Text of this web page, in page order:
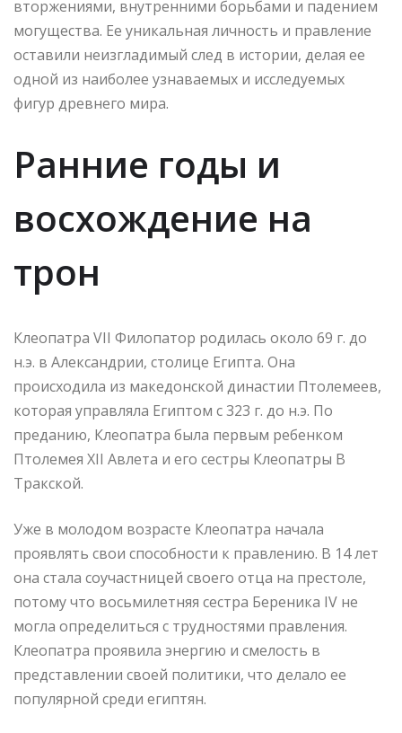
вторжениями, внутренними борьбами и падением
могущества. Ее уникальная личность и правление
оставили неизгладимый след в истории, делая ее
одной из наиболее узнаваемых и исследуемых
фигур древнего мира.
Ранние годы и
восхождение на
трон
Клеопатра VII Филопатор родилась около 69 г. до
н.э. в Александрии, столице Египта. Она
происходила из македонской династии Птолемеев,
которая управляла Египтом с 323 г. до н.э. По
преданию, Клеопатра была первым ребенком
Птолемея XII Авлета и его сестры Клеопатры В
Тракской.
Уже в молодом возрасте Клеопатра начала
проявлять свои способности к правлению. В 14 лет
она стала соучастницей своего отца на престоле,
потому что восьмилетняя сестра Береника IV не
могла определиться с трудностями правления.
Клеопатра проявила энергию и смелость в
представлении своей политики, что делало ее
популярной среди египтян.